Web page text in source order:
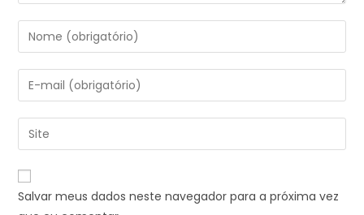
Salvar meus dados neste navegador para a próxima vez